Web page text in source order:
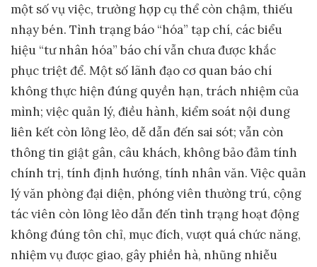
một số vụ việc, trường hợp cụ thể còn chậm, thiếu
nhạy bén. Tình trạng báo “hóa” tạp chí, các biểu
hiệu “tư nhân hóa” báo chí vẫn chưa được khắc
phục triệt để. Một số lãnh đạo cơ quan báo chí
không thực hiện đúng quyền hạn, trách nhiệm của
mình; việc quản lý, điều hành, kiểm soát nội dung
liên kết còn lỏng lẻo, dễ dẫn đến sai sót; vẫn còn
thông tin giật gân, câu khách, không bảo đảm tính
chính trị, tính định hướng, tính nhân văn. Việc quản
lý văn phòng đại diện, phóng viên thường trú, cộng
tác viên còn lỏng lẻo dẫn đến tình trạng hoạt động
không đúng tôn chỉ, mục đích, vượt quá chức năng,
nhiệm vụ được giao, gây phiền hà, nhũng nhiễu